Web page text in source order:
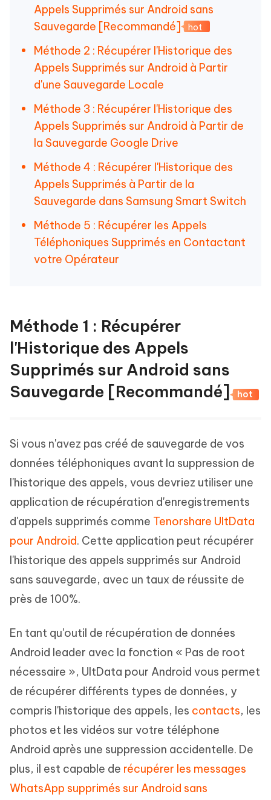
Appels Supprimés sur Android sans
Sauvegarde [Recommandé]
hot
Méthode 2 : Récupérer l'Historique des
Appels Supprimés sur Android à Partir
d'une Sauvegarde Locale
Méthode 3 : Récupérer l'Historique des
Appels Supprimés sur Android à Partir de
la Sauvegarde Google Drive
Méthode 4 : Récupérer l'Historique des
Appels Supprimés à Partir de la
Sauvegarde dans Samsung Smart Switch
Méthode 5 : Récupérer les Appels
Téléphoniques Supprimés en Contactant
votre Opérateur
Méthode 1 : Récupérer
l'Historique des Appels
Supprimés sur Android sans
Sauvegarde [Recommandé]
hot
Si vous n'avez pas créé de sauvegarde de vos
données téléphoniques avant la suppression de
l'historique des appels, vous devriez utiliser une
application de récupération d'enregistrements
d'appels supprimés comme Tenorshare UltData
pour Android. Cette application peut récupérer
l'historique des appels supprimés sur Android
sans sauvegarde, avec un taux de réussite de
près de 100%.
En tant qu'outil de récupération de données
Android leader avec la fonction « Pas de root
nécessaire », UltData pour Android vous permet
de récupérer différents types de données, y
compris l'historique des appels, les contacts, les
photos et les vidéos sur votre téléphone
Android après une suppression accidentelle. De
plus, il est capable de récupérer les messages
WhatsApp supprimés sur Android sans